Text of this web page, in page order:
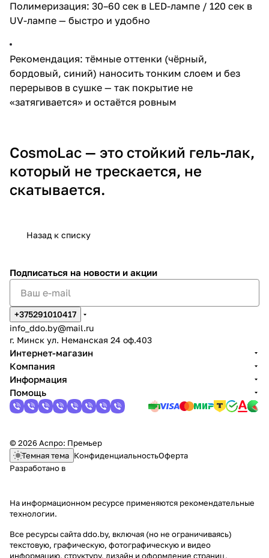
Полимеризация: 30–60 сек в LED-лампе / 120 сек в
UV-лампе — быстро и удобно
Рекомендация: тёмные оттенки (чёрный,
бордовый, синий) наносить тонким слоем и без
перерывов в сушке — так покрытие не
«затягивается» и остаётся ровным
CosmoLac — это стойкий гель-лак,
который не трескается, не
скатывается.
Назад к списку
Подписаться на новости и акции
+375291010417
info_ddo.by@mail.ru
г. Минск ул. Неманская 24 оф.403
Интернет-магазин
Компания
Информация
Помощь
© 2026 Аспро: Премьер
Темная тема КонфиденциальностьОферта
Разработано в
На информационном ресурсе применяются рекомендательные
технологии.
Все ресурсы сайта ddo.by, включая (но не ограничиваясь)
текстовую, графическую, фотографическую и видео
информацию, структуру, дизайн и оформление страниц,